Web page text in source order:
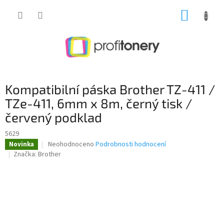
Kompatibilní páska Brother TZ-411 /
TZe-411, 6mm x 8m, černý tisk /
červený podklad
5629
Novinka
Průměrné
hodnocení
Neohodnoceno Podrobnosti hodnocení
Značka: Brother